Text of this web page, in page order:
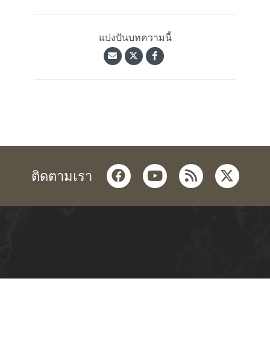
แบ่งปันบทความนี้
ติดตามเรา facebookyoutube
rss twitter